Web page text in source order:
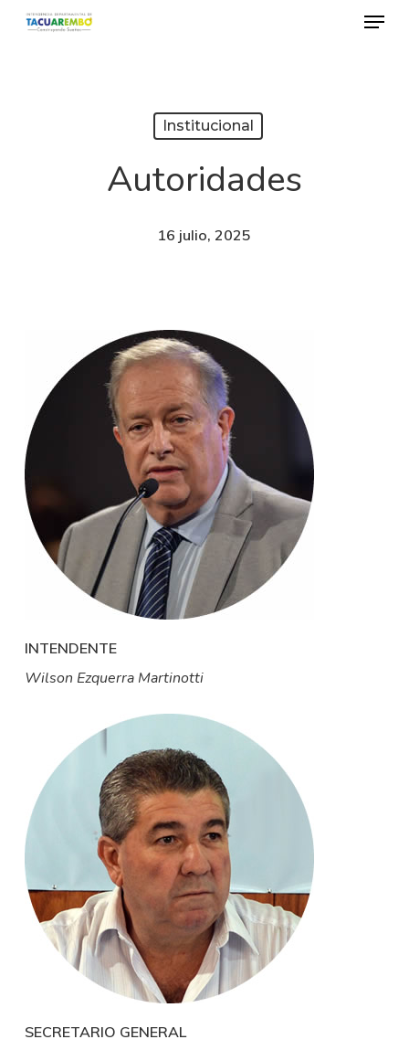
Skip
Menu
Institucional
Autoridades
16 julio, 2025
INTENDENTE
Wilson Ezquerra Martinotti
SECRETARIO GENERAL